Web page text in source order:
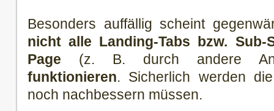
Besonders auffällig scheint
nicht alle Landing-Tabs bzw. Sub-
Page (z. B. durch andere
funktionieren. Sicherlich werden
noch nachbessern müssen.